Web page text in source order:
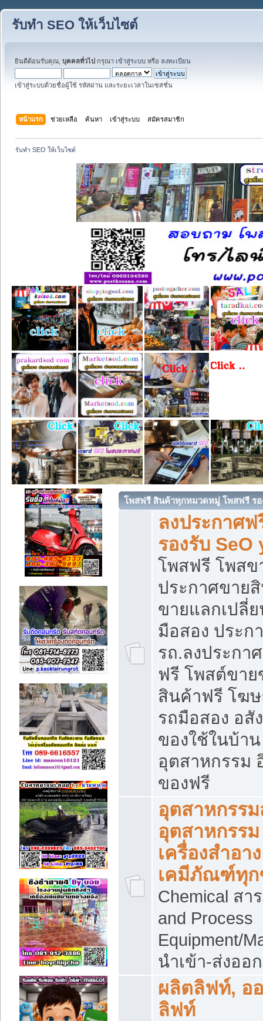
รับทำ SEO ให้เว็บไซต์
ยินดีต้อนรับคุณ, บุคคลทั่วไป กรุณา เข้าสู่ระบบ หรือ ลงทะเบียน
เข้าสู่ระบบด้วยชื่อผู้ใช้ รหัสผ่าน และระยะเวลาในเซสชั่น
หน้าแรก ช่วยเหลือ ค้นหา เข้าสู่ระบบ สมัครสมาชิก
รับทำ SEO ให้เว็บไซต์
โพสฟรี สินค้าทุกหมวดหมู่ โพสฟรี รอ
ลงประกาศ
รองรับ
โพสฟรี โพสข
ประกาศขาย
ขายแลกเปลี่
มือสอง ประก
รถ.ลงประกา
ฟรี โพสต์ขา
สินค้าฟรี โฆ
รถมือสอง อสั
ของใช้ในบ้า
อุตสาหกรรม
ของฟรี
อุตสาหกรรม
อุตสาหกรรม
เครื่องสำอา
เคมีภัณฑ์ทุ
Chemical สา
and Process
Equipment/
นำเข้า-ส่งอ
ผลิตลิฟท์, อ
ลิฟท์